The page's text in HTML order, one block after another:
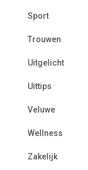
Sport
Trouwen
Uitgelicht
Uittips
Veluwe
Wellness
Zakelijk